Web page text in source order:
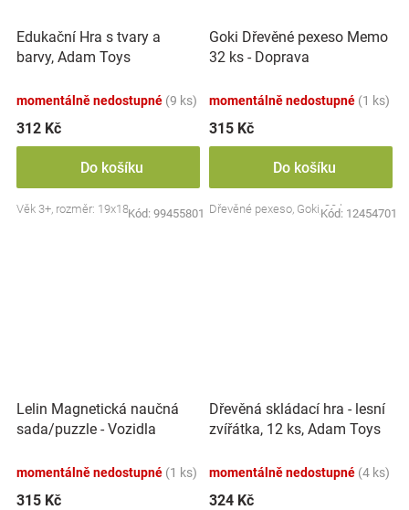
Edukační Hra s tvary a
barvy, Adam Toys
momentálně nedostupné (9 ks)
312 Kč
Do košíku
Věk 3+, rozměr: 19x18 cm
Kód: 99455801
Goki Dřevěné pexeso Memo
32 ks - Doprava
momentálně nedostupné (1 ks)
315 Kč
Do košíku
Dřevěné pexeso, Goki, 32 ks
Kód: 12454701
Lelin Magnetická naučná
sada/puzzle - Vozidla
momentálně nedostupné (1 ks)
315 Kč
Dřevěná skládací hra - lesní
zvířátka, 12 ks, Adam Toys
momentálně nedostupné (4 ks)
324 Kč